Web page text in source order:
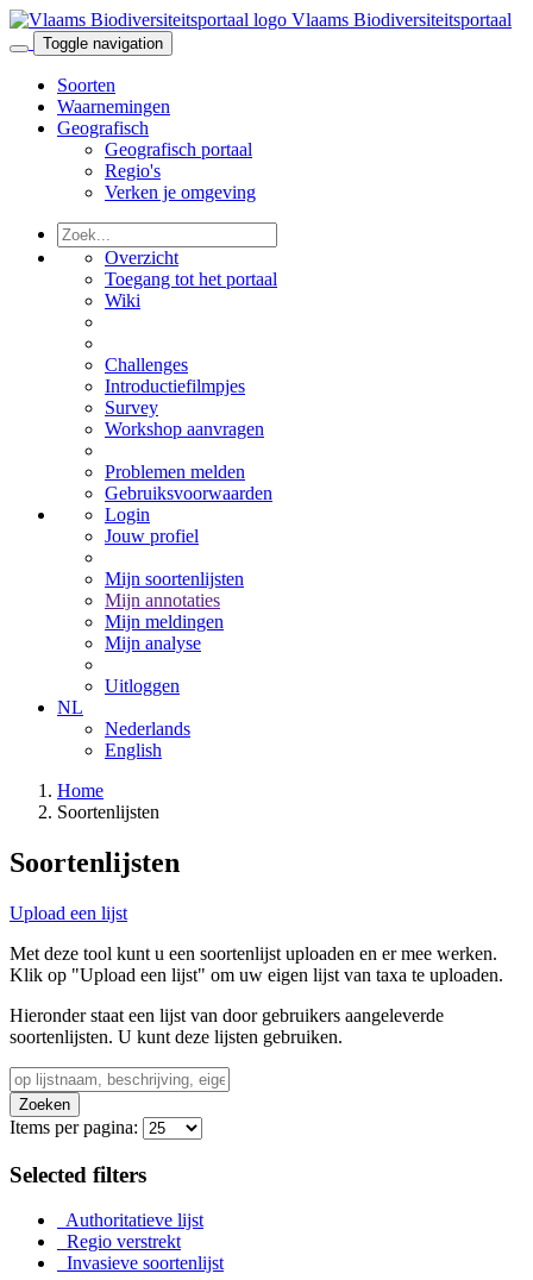
Vlaams Biodiversiteitsportaal
Toggle navigation
Soorten
Waarnemingen
Geografisch
Geografisch portaal
Regio's
Verken je omgeving
Overzicht
Toegang tot het portaal
Wiki
Challenges
Introductiefilmpjes
Survey
Workshop aanvragen
Problemen melden
Gebruiksvoorwaarden
Login
Jouw profiel
Mijn soortenlijsten
Mijn annotaties
Mijn meldingen
Mijn analyse
Uitloggen
NL
Nederlands
English
Home
Soortenlijsten
Soortenlijsten
Upload een lijst
Met deze tool kunt u een soortenlijst uploaden en er mee werken.
Klik op "Upload een lijst" om uw eigen lijst van taxa te uploaden.
Hieronder staat een lijst van door gebruikers aangeleverde
soortenlijsten. U kunt deze lijsten gebruiken.
Zoeken
Items per pagina:
Selected filters
Authoritatieve lijst
Regio verstrekt
Invasieve soortenlijst